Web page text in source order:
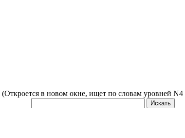
(Откроется в новом окне, ищет по словам уровней